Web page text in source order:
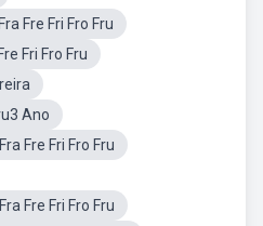
Fre Fri Fro Fru
Fri Fro Fru
Ano
Fre Fri Fro Fru
Fre Fri Fro Fru